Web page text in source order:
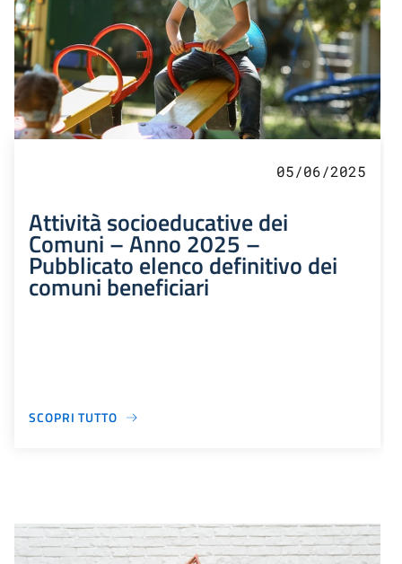
05/06/2025
Attività socioeducative dei
Comuni – Anno 2025 –
Pubblicato elenco definitivo dei
comuni beneficiari
SCOPRI TUTTO